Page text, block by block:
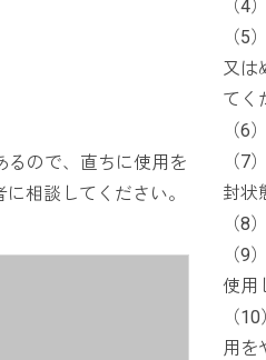
るので、直ちに使用を
相談してください。
（4
（5
又は
てく
（6
（7
封状
（8
（9
使用
（
用を